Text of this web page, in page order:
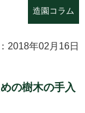
造園コラム
2018年02月16日
の樹木の手入